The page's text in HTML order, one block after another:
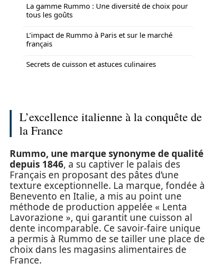
La gamme Rummo : Une diversité de choix pour
tous les goûts
L’impact de Rummo à Paris et sur le marché
français
Secrets de cuisson et astuces culinaires
L’excellence italienne à la conquête de
la France
Rummo, une marque synonyme de qualité
depuis 1846, a su captiver le palais des
Français en proposant des pâtes d’une
texture exceptionnelle. La marque, fondée à
Benevento en Italie, a mis au point une
méthode de production appelée « Lenta
Lavorazione », qui garantit une cuisson al
dente incomparable. Ce savoir-faire unique
a permis à Rummo de se tailler une place de
choix dans les magasins alimentaires de
France.